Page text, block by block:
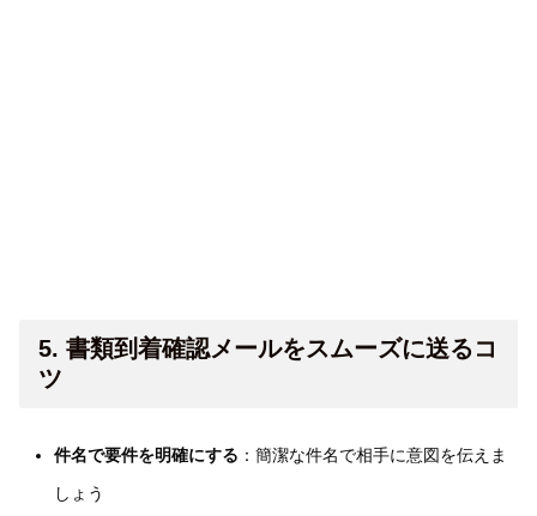
5. 書類到着確認メールをスムーズに送るコ
ツ
件名で要件を明確にする ：簡潔な件名で相手に意図を伝えま
しょう